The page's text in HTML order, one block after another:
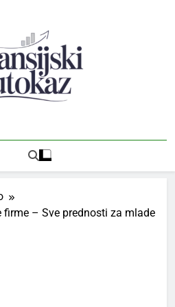
Putokaz
– Sve prednosti za mlade